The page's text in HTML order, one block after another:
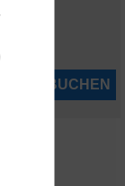
JETZT BUCHEN